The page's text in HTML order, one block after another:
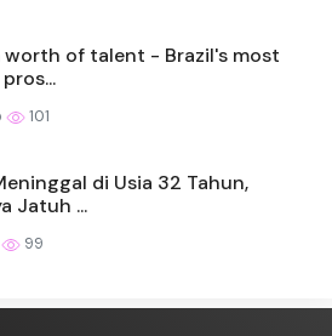
worth of talent - Brazil's most
101
di Usia 32 Tahun,
Jatuh ...
99